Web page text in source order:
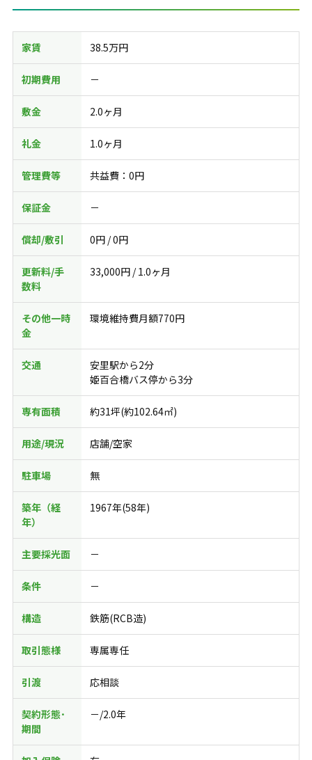
家賃 38.5万円
初期費用 －
敷金 2.0ヶ月
礼金 1.0ヶ月
管理費等 共益費：0円
保証金 －
償却/敷引 0円 / 0円
更新料/手
数料
33,000円 / 1.0ヶ月
その他一時
金
環境維持費月額770円
交通
安里駅から2分
姫百合橋バス停から3分
専有面積 約31坪(約102.64㎡)
用途/現況 店舗/空家
駐車場 無
築年（経
年）
1967年(58年)
主要採光面 －
条件 －
構造 鉄筋(RCB造)
取引態様 専属専任
引渡 応相談
契約形態･
期間
－/2.0年